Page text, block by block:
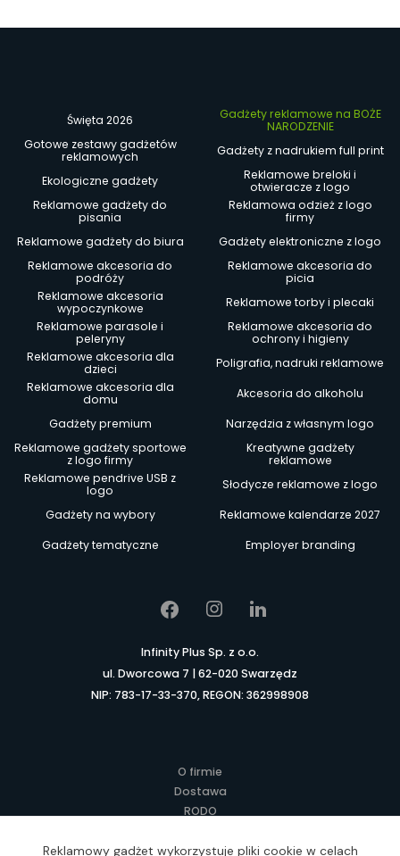
Święta 2026
Gadżety reklamowe na BOŻE
NARODZENIE
Gotowe zestawy gadżetów
reklamowych
Gadżety z nadrukiem full print
Ekologiczne gadżety
Reklamowe breloki i
otwieracze z logo
Reklamowe gadżety do
pisania
Reklamowa odzież z logo
firmy
Reklamowe gadżety do biura
Gadżety elektroniczne z logo
Reklamowe akcesoria do
podróży
Reklamowe akcesoria do
picia
Reklamowe akcesoria
wypoczynkowe
Reklamowe torby i plecaki
Reklamowe parasole i
peleryny
Reklamowe akcesoria do
ochrony i higieny
Reklamowe akcesoria dla
dzieci
Poligrafia, nadruki reklamowe
Reklamowe akcesoria dla
domu
Akcesoria do alkoholu
Gadżety premium
Narzędzia z własnym logo
Reklamowe gadżety sportowe
z logo firmy
Kreatywne gadżety
reklamowe
Reklamowe pendrive USB z
logo
Słodycze reklamowe z logo
Gadżety na wybory
Reklamowe kalendarze 2027
Gadżety tematyczne
Employer branding
Infinity Plus Sp. z o.o.
ul. Dworcowa 7 | 62-020 Swarzędz
NIP: 783-17-33-370, REGON: 362998908
O firmie
Dostawa
RODO
Regulamin
Reklamowy gadżet wykorzystuje pliki cookie w celach